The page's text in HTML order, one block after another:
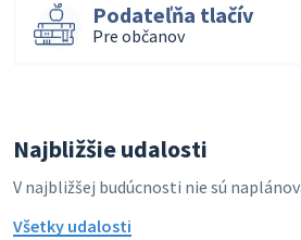
Podateľňa tlačív
Pre občanov
Najbližšie udalosti
V najbližšej budúcnosti nie sú
Všetky udalosti